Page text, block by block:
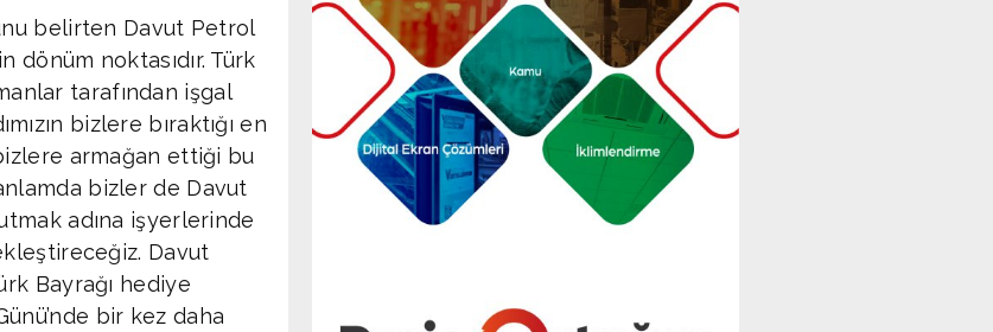
belirten Davut Petrol
dönüm noktasıdır. Türk
tarafından işgal
bizlere bıraktığı en
armağan ettiği bu
bizler de Davut
adına işyerlerinde
Davut
Bayrağı hediye
bir kez daha